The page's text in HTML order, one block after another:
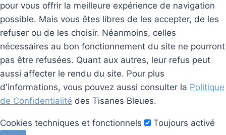
pour vous offrir la meilleure expérience de navigation
possible. Mais vous êtes libres de les accepter, de les
refuser ou de les choisir. Néanmoins, celles
nécessaires au bon fonctionnement du site ne pourront
pas être refusées. Quant aux autres, leur refus peut
aussi affecter le rendu du site. Pour plus
d'informations, vous pouvez aussi consulter la Politique
de Confidentialité des Tisanes Bleues.
Cookies techniques et fonctionnels
Cookies
Toujours activé